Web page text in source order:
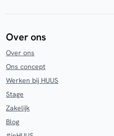
Over ons
Over ons
Ons concept
Werken bij HUUS
Stage
Zakelijk
Blog